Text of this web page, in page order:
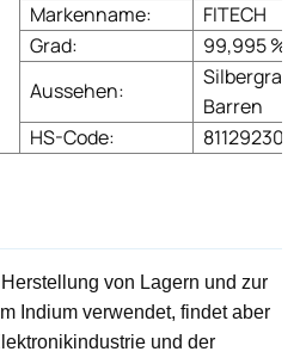
Markenname:
FITECH
Grad:
99,995 %
Aussehen:
Barren
HS-Code:
von Lagern und zur
Indium verwendet, findet aber
und der